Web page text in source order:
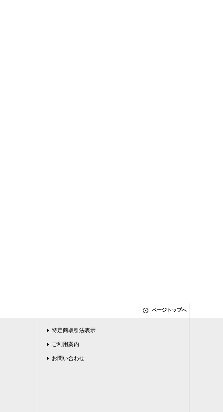
ページトップへ
特定商取引法表示
ご利用案内
お問い合わせ